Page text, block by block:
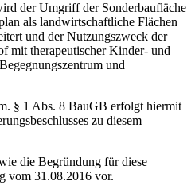
der Umgriff der Sonderbaufläche
als landwirtschaftliche Flächen
und der Nutzungszweck der
mit therapeutischer Kinder- und
und
§ 1 Abs. 8 BauGB erfolgt hiermit
zu diesem
die Begründung für diese
vom 31.08.2016 vor.